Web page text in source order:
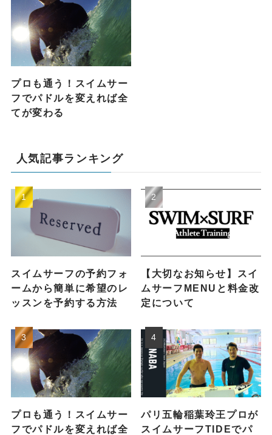
プロも通う！スイムサー
フでパドルを変えれば全
てが変わる
人気記事ランキング
スイムサーフの予約フォ
ームから簡単に希望のレ
ッスンを予約する方法
【大切なお知らせ】スイ
ムサーフMENUと料金改
定について
プロも通う！スイムサー
フでパドルを変えれば全
パリ五輪稲葉玲王プロが
スイムサーフTIDEでパ